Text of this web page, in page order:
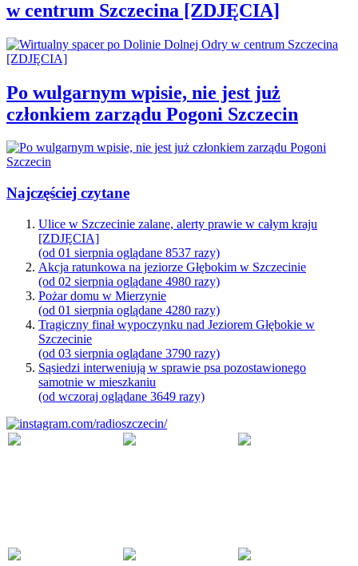
w centrum Szczecina [ZDJĘCIA]
Po wulgarnym wpisie, nie jest już
członkiem zarządu Pogoni Szczecin
Najczęściej czytane
Ulice w Szczecinie zalane, alerty prawie w całym kraju
[ZDJĘCIA]
(od 01 sierpnia oglądane 8537 razy)
Akcja ratunkowa na jeziorze Głębokim w Szczecinie
(od 02 sierpnia oglądane 4980 razy)
Pożar domu w Mierzynie
(od 01 sierpnia oglądane 4280 razy)
Tragiczny finał wypoczynku nad Jeziorem Głębokie w
Szczecinie
(od 03 sierpnia oglądane 3790 razy)
Sąsiedzi interweniują w sprawie psa pozostawionego
samotnie w mieszkaniu
(od wczoraj oglądane 3649 razy)